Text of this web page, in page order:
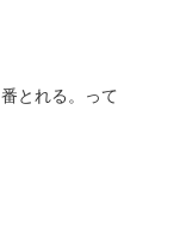
とれる。って